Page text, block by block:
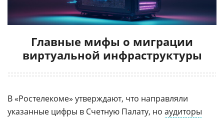
Главные мифы о миграции
виртуальной инфраструктуры
В «Ростелекоме» утверждают, что направляли
указанные цифры в Счетную Палату, но аудиторы